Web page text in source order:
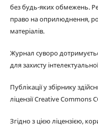
без будь-яких обмежень.
право на оприлюднення,
матеріалів.
Журнал суворо
для захисту
Публікації у збірнику
ліцензії Creative Commons
Згідно з цією ліцензією,